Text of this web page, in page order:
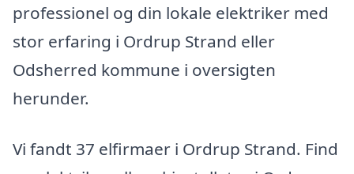
professionel og din lokale elektriker med
stor erfaring i Ordrup Strand eller
Odsherred kommune i oversigten
herunder.
Vi fandt 37 elfirmaer i Ordrup Strand. Find